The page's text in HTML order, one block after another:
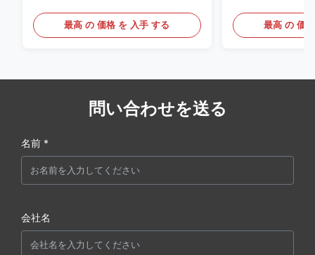
最高 の 価格 を 入手 する 最高 の 価
問い合わせを送る
名前 *
会社名